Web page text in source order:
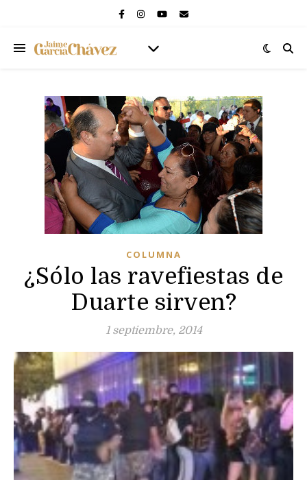
COLUMNA
¿Sólo las ravefiestas de
Duarte sirven?
1 septiembre, 2014